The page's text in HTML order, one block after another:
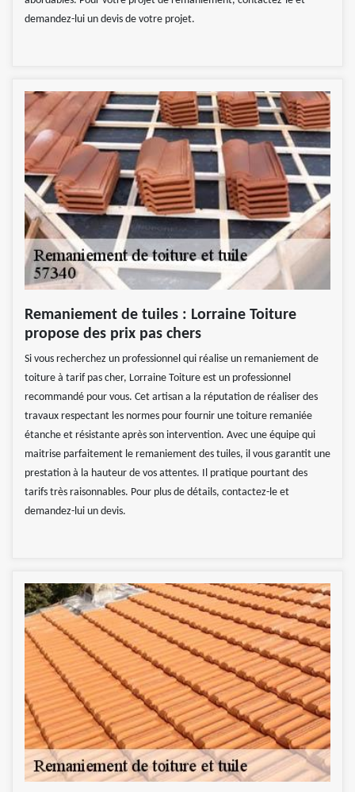
demandez-lui un devis de votre projet.
Remaniement de tuiles : Lorraine Toiture
propose des prix pas chers
Si vous recherchez un professionnel qui réalise un remaniement de
toiture à tarif pas cher, Lorraine Toiture est un professionnel
recommandé pour vous. Cet artisan a la réputation de réaliser des
travaux respectant les normes pour fournir une toiture remaniée
étanche et résistante après son intervention. Avec une équipe qui
maitrise parfaitement le remaniement des tuiles, il vous garantit une
prestation à la hauteur de vos attentes. Il pratique pourtant des
tarifs très raisonnables. Pour plus de détails, contactez-le et
demandez-lui un devis.